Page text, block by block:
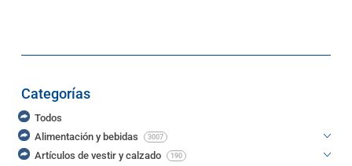
Categorías
Todos
Alimentación y bebidas
3007
Artículos de vestir y calzado 190